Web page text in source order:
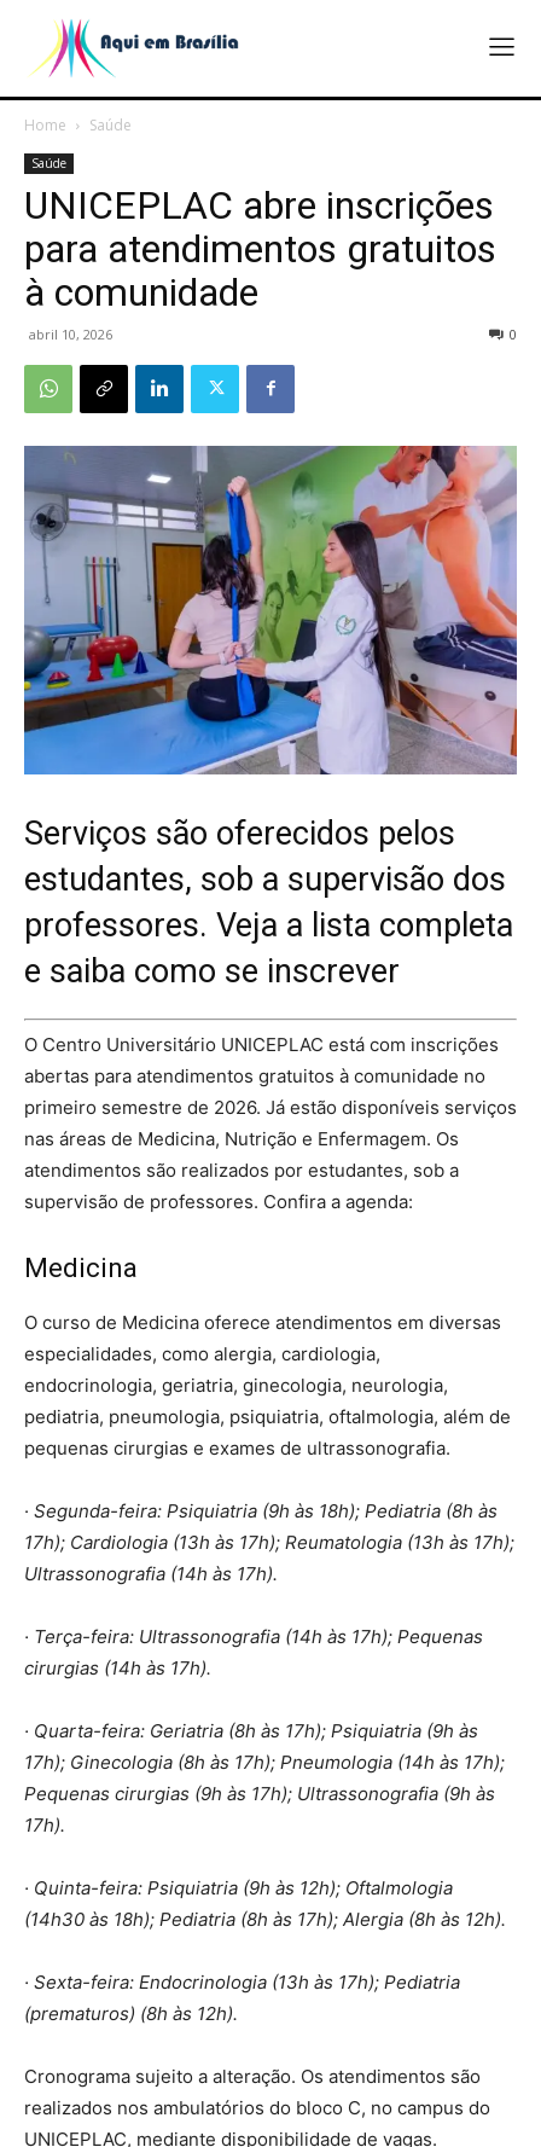
Home Saúde
Saúde
UNICEPLAC abre inscrições
para atendimentos gratuitos
à comunidade
abril 10, 2026 0
Serviços são oferecidos pelos
estudantes, sob a supervisão dos
professores. Veja a lista completa
e saiba como se inscrever
O Centro Universitário UNICEPLAC está com inscrições
abertas para atendimentos gratuitos à comunidade no
primeiro semestre de 2026. Já estão disponíveis serviços
nas áreas de Medicina, Nutrição e Enfermagem. Os
atendimentos são realizados por estudantes, sob a
supervisão de professores. Confira a agenda:
Medicina
O curso de Medicina oferece atendimentos em diversas
especialidades, como alergia, cardiologia,
endocrinologia, geriatria, ginecologia, neurologia,
pediatria, pneumologia, psiquiatria, oftalmologia, além de
pequenas cirurgias e exames de ultrassonografia.
· Segunda-feira: Psiquiatria (9h às 18h); Pediatria (8h às
17h); Cardiologia (13h às 17h); Reumatologia (13h às 17h);
Ultrassonografia (14h às 17h).
· Terça-feira: Ultrassonografia (14h às 17h); Pequenas
cirurgias (14h às 17h).
· Quarta-feira: Geriatria (8h às 17h); Psiquiatria (9h às
17h); Ginecologia (8h às 17h); Pneumologia (14h às 17h);
Pequenas cirurgias (9h às 17h); Ultrassonografia (9h às
17h).
· Quinta-feira: Psiquiatria (9h às 12h); Oftalmologia
(14h30 às 18h); Pediatria (8h às 17h); Alergia (8h às 12h).
· Sexta-feira: Endocrinologia (13h às 17h); Pediatria
(prematuros) (8h às 12h).
Cronograma sujeito a alteração. Os atendimentos são
realizados nos ambulatórios do bloco C, no campus do
UNICEPLAC, mediante disponibilidade de vagas.